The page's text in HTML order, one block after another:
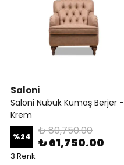
Saloni
Saloni Nubuk Kumaş Berjer -
Krem
%24 ₺ 80,750.00
₺ 61,750.00
3 Renk